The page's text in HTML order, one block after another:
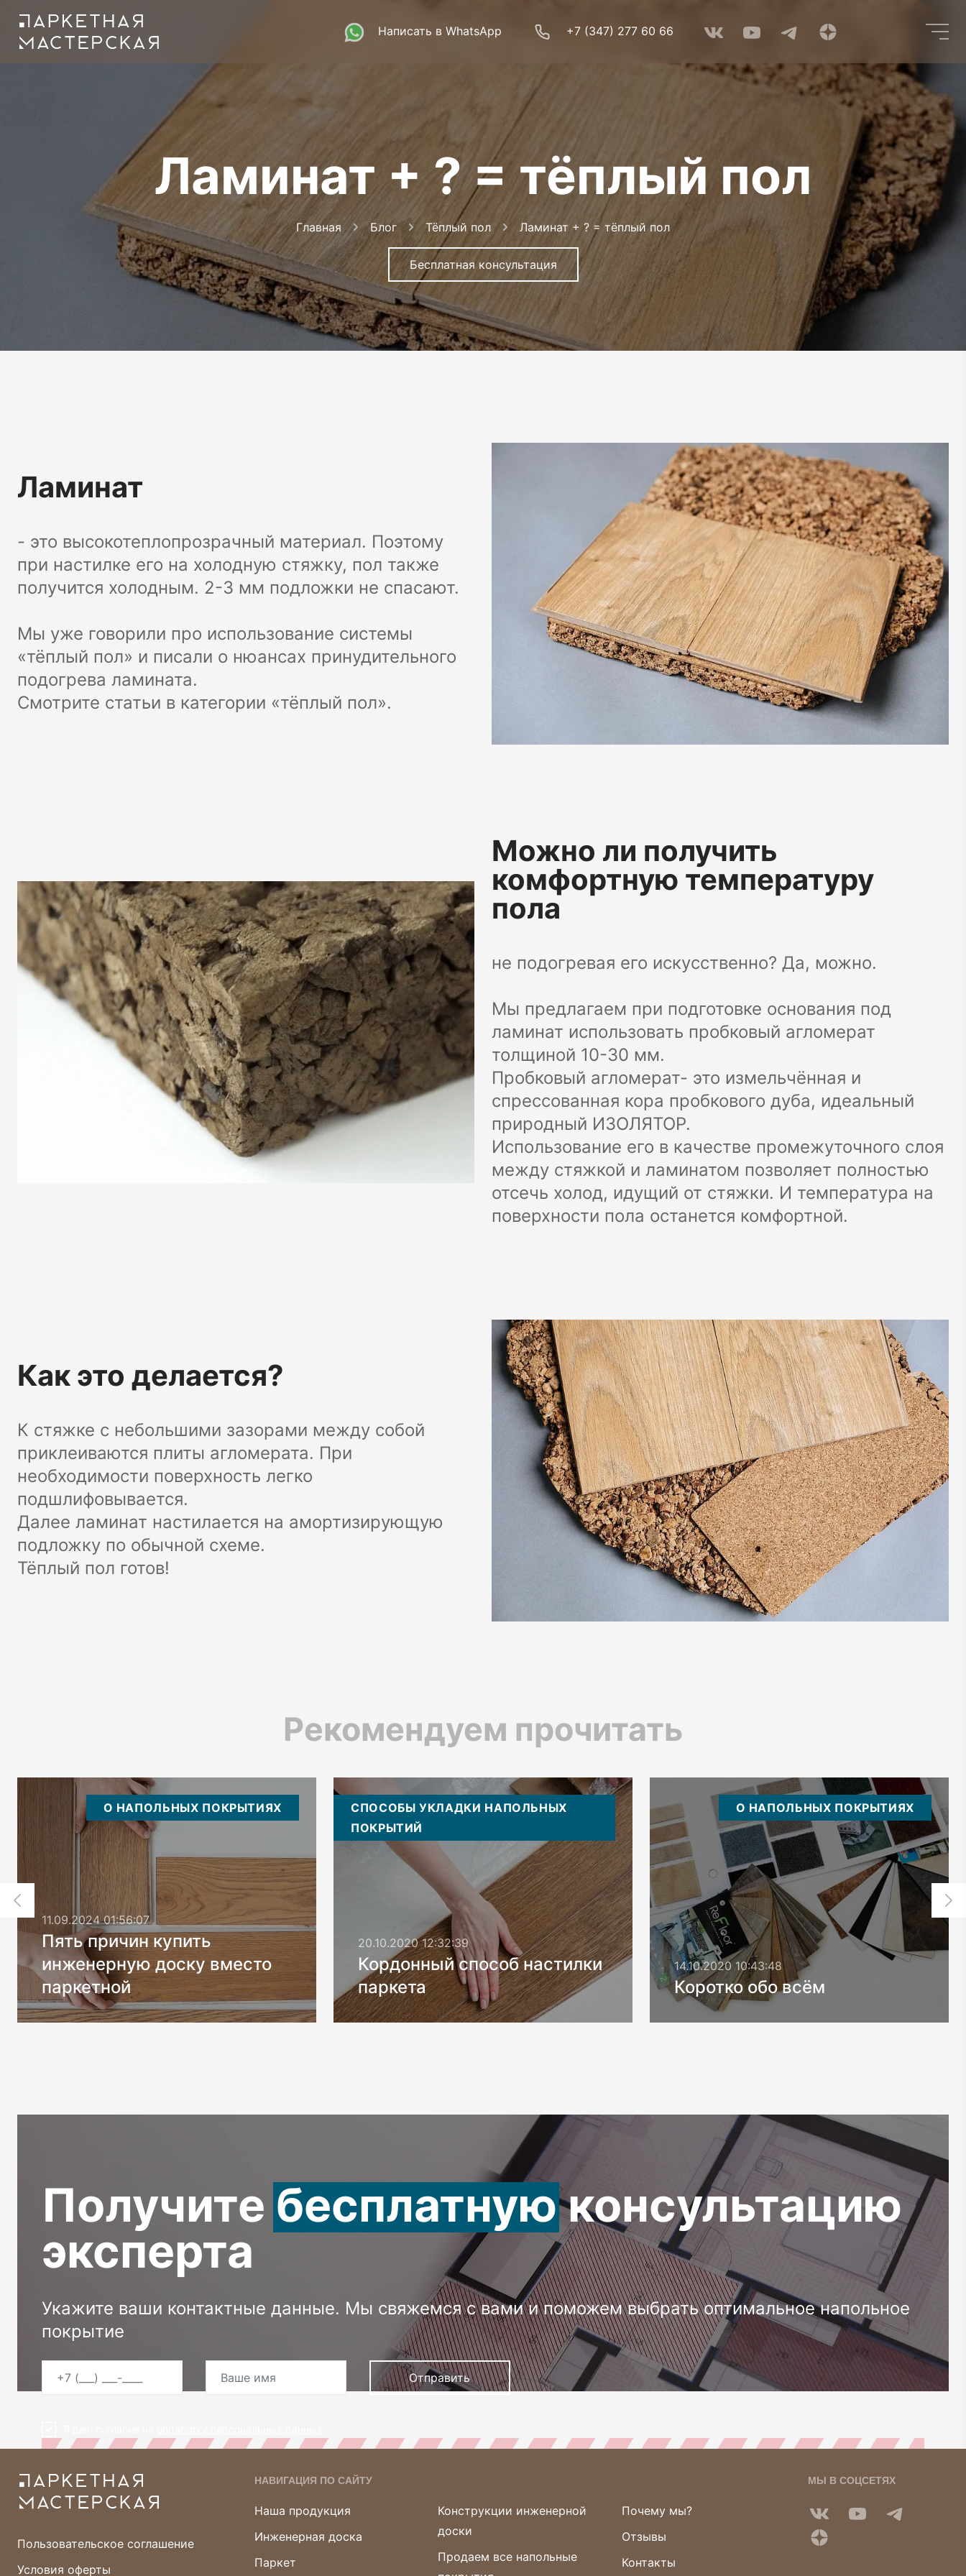
Написать в WhatsApp +7 (347) 277 60 66
Ламинат + ? = тёплый пол
Главная Блог Тёплый пол Ламинат + ? = тёплый пол
Бесплатная консультация
Ламинат
- это высокотеплопрозрачный материал. Поэтому
при настилке его на холодную стяжку, пол также
получится холодным. 2-3 мм подложки не спасают.
Мы уже говорили про использование системы
«тёплый пол» и писали о нюансах принудительного
подогрева ламината.
Смотрите статьи в категории «тёплый пол».
Можно ли получить
комфортную температуру
пола
не подогревая его искусственно? Да, можно.
Мы предлагаем при подготовке основания под
ламинат использовать пробковый агломерат
толщиной 10-30 мм.
Пробковый агломерат- это измельчённая и
спрессованная кора пробкового дуба, идеальный
природный ИЗОЛЯТОР.
Использование его в качестве промежуточного слоя
между стяжкой и ламинатом позволяет полностью
отсечь холод, идущий от стяжки. И температура на
поверхности пола останется комфортной.
Как это делается?
К стяжке с небольшими зазорами между собой
приклеиваются плиты агломерата. При
необходимости поверхность легко
подшлифовывается.
Далее ламинат настилается на амортизирующую
подложку по обычной схеме.
Тёплый пол готов!
Рекомендуем прочитать
О НАПОЛЬНЫХ ПОКРЫТИЯХ
11.09.2024 01:56:07
Пять причин купить
инженерную доску вместо
паркетной
СПОСОБЫ УКЛАДКИ НАПОЛЬНЫХ
ПОКРЫТИЙ
20.10.2020 12:32:39
Кордонный способ настилки
паркета
О НАПОЛЬНЫХ ПОКРЫТИЯХ
14.10.2020 10:43:48
Коротко обо всём
Получите бесплатнуюконсультацию
эксперта
Укажите ваши контактные данные. Мы свяжемся с вами и поможем выбрать оптимальное напольное
покрытие
Отправить
Пользовательское соглашение
Условия оферты
НАВИГАЦИЯ ПО САЙТУ
Наша продукция
Инженерная доска
Паркет
Конструкции инженерной
доски
Продаем все напольные
Почему мы?
Отзывы
Контакты
МЫ В СОЦСЕТЯХ